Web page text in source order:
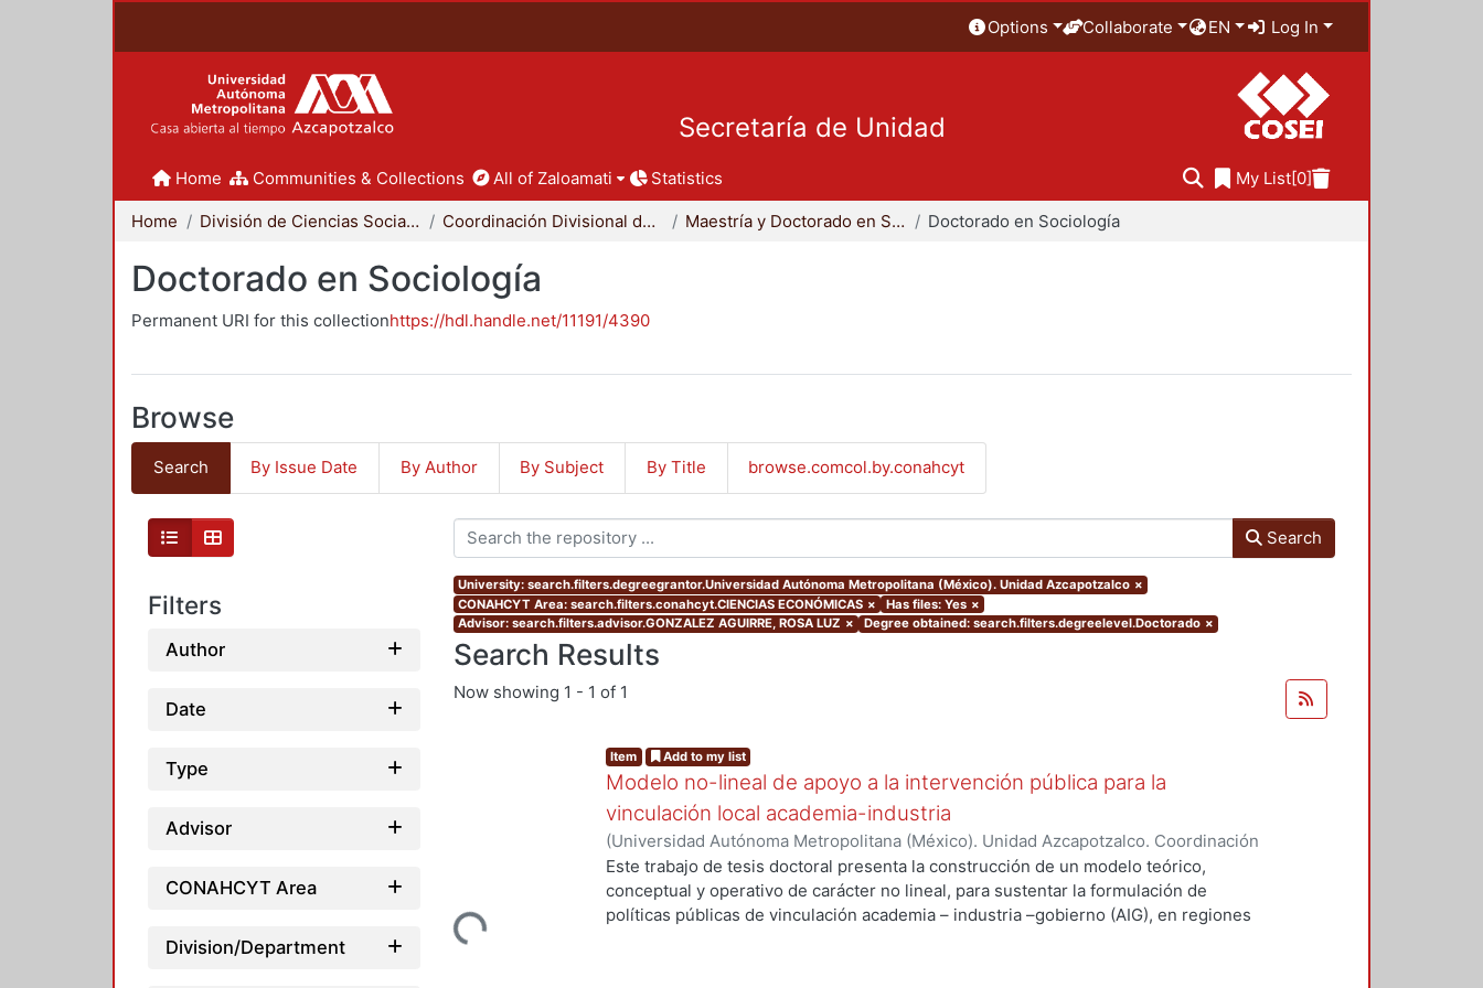
Options Collaborate EN Log In
Secretaría de Unidad
Home Communities & Collections All of Zaloamati Statistics My List[0]
Home División de Ciencias Sociales y Humanidades Coordinación Divisional de Posgrado Maestría y Doctorado en Sociología Doctorado en Sociología
Doctorado en Sociología
Permanent URI for this collectionhttps://hdl.handle.net/11191/4390
Browse
Search By Issue Date By Author By Subject By Title browse.comcol.by.conahcyt
Filters
Author
Date
Type
Advisor
CONAHCYT Area
Division/Department
Search
University: search.filters.degreegrantor.Universidad Autónoma Metropolitana (México). Unidad Azcapotzalco ×
CONAHCYT Area: search.filters.conahcyt.CIENCIAS ECONÓMICAS × Has files: Yes ×
Advisor: search.filters.advisor.GONZALEZ AGUIRRE, ROSA LUZ × Degree obtained: search.filters.degreelevel.Doctorado ×
Search Results
Now showing 1 - 1 of 1
Loading...
Item Add to my list
Modelo no-lineal de apoyo a la intervención pública para la
vinculación local academia-industria
(Universidad Autónoma Metropolitana (México). Unidad Azcapotzalco. Coordinación
de Servicios de Información., 2014-03-24)ALMANZA - MARQUEZ, SILVIA IRENE
Este trabajo de tesis doctoral presenta la construcción de un modelo teórico,
conceptual y operativo de carácter no lineal, para sustentar la formulación de
políticas públicas de vinculación academia – industria –gobierno (AIG), en regiones